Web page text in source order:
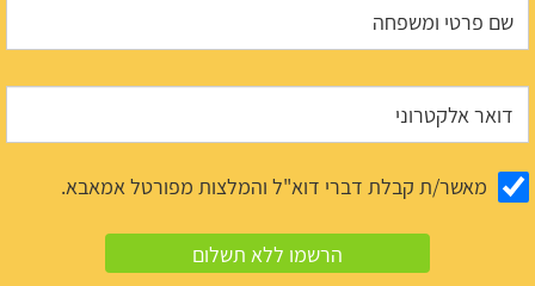
מאשר/ת קבלת דברי דוא"ל והמלצות מפורטל אמאבא.